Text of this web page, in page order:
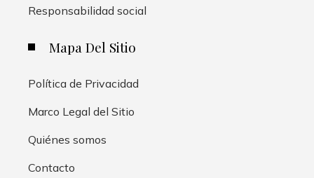
Responsabilidad social
Mapa Del Sitio
Política de Privacidad
Marco Legal del Sitio
Quiénes somos
Contacto